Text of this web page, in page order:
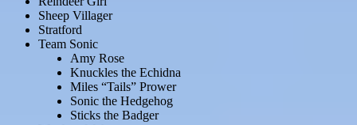
Sheep Villager
Stratford
Team Sonic
Amy Rose
Knuckles the Echidna
Miles “Tails” Prower
Sonic the Hedgehog
Sticks the Badger